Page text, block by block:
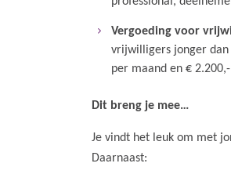
Vergoeding voor
vrijwilligers jonger dan
per maand en €
Dit breng je mee…
Je vindt het leuk om met
Daarnaast: